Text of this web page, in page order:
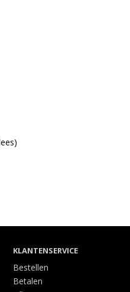
KLANTENSERVICE
Bestellen
Betalen